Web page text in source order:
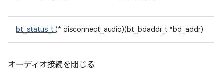
bt_status_t (* disconnect_audio)(bt_bdaddr_t *bd_addr)
オーディオ接続を閉じる